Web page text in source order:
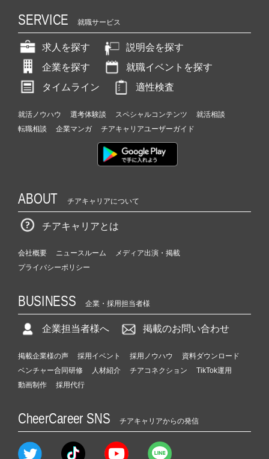
SERVICE 就職サービス
求人を探す
説明会を探す
企業を探す
就職イベントを探す
タイムライン
適性検査
就活ノウハウ 選考体験談 スペシャルコンテンツ
就活相談
転職相談
企業マンガ チアキャリアユーザーガイド
ABOUT チアキャリアについて
チアキャリアとは
会社概要 ニュースルーム
メディア出演・掲載
プライバシーポリシー
BUSINESS 企業・採用担当者様
企業担当者様へ 掲載のお問い合わせ
掲載企業様の声 採用イベント 採用ノウハウ
資料ダウンロード
ベンチャー合同研修
人材紹介 チアコネクション
TikTok運用
動画制作
採用代行
CheerCareer SNS チアキャリアからの発信